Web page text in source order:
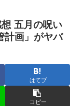
想 五月の呪い
計画」がヤバ
はてブ
コピー